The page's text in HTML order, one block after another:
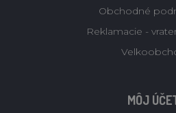
Obchodné
Reklamacie -
MÔJ